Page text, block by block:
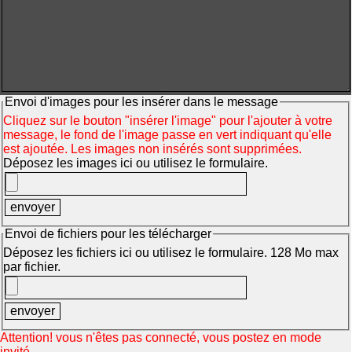
Envoi d'images pour les insérer dans le message
Cliquez sur le bouton "insérer l'image" pour l'ajouter à votre
message, le fond de l'image passe en vert indiquant qu'elle
est ajoutée. Les images non insérés sont supprimées.
Déposez les images ici ou utilisez le formulaire.
Envoi de fichiers pour les télécharger
Déposez les fichiers ici ou utilisez le formulaire. 128 Mo max
par fichier.
Attention! vous n'êtes pas connecté, vous postez en mode